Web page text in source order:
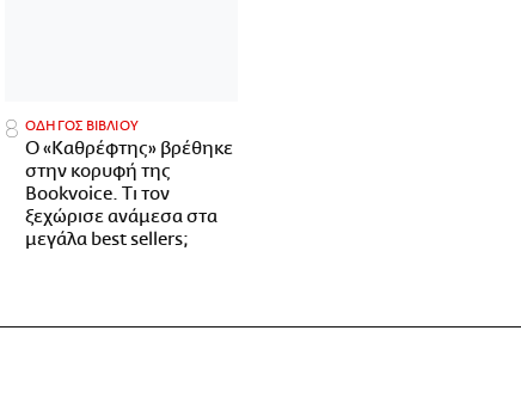
ΟΔΗΓΟΣ ΒΙΒΛΙΟΥ
Ο «Καθρέφτης» βρέθηκε
στην κορυφή της
Bookvoice. Τι τον
ξεχώρισε ανάμεσα στα
μεγάλα best sellers;